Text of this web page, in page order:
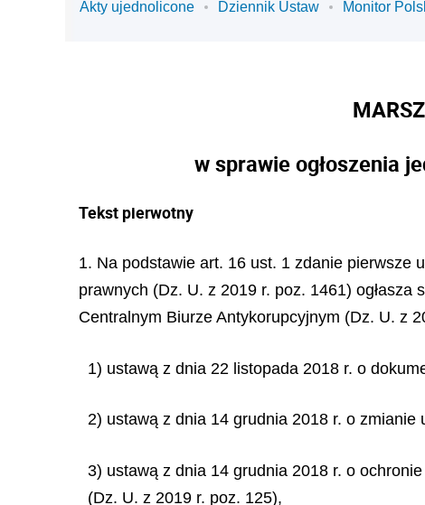
Akty ujednolicone Dziennik Ustaw Monitor
w sprawie ogłoszenia
Tekst pierwotny
1. Na podstawie art. 16 ust. 1 zdanie pierwsze
prawnych (Dz. U. z 2019 r. poz. 1461)
Centralnym Biurze Antykorupcyjnym (Dz. U. z
1) ustawą z dnia 22 listopada 2018 r. o
2) ustawą z dnia 14 grudnia 2018 r. o
3) ustawą z dnia 14 grudnia 2018 r. o
(Dz. U. z 2019 r. poz. 125),